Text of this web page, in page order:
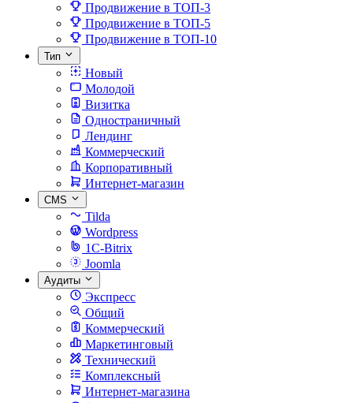
Продвижение в ТОП-3
Продвижение в ТОП-5
Продвижение в ТОП-10
Тип
Новый
Молодой
Визитка
Одностраничный
Лендинг
Коммерческий
Корпоративный
Интернет-магазин
CMS
Tilda
Wordpress
1C-Bitrix
Joomla
Аудиты
Экспресс
Общий
Коммерческий
Маркетинговый
Технический
Комплексный
Интернет-магазина